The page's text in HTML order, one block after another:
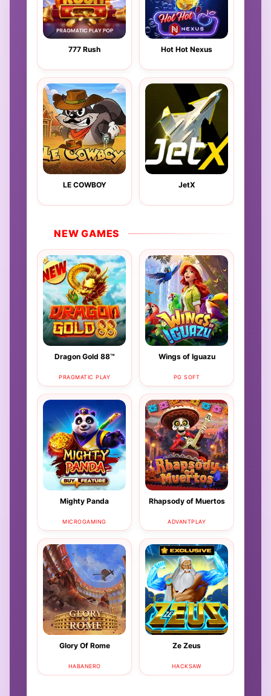
777 Rush Hot Hot Nexus
LE COWBOY JetX
NEW GAMES
Dragon Gold 88™
PRAGMATIC PLAY
Wings of Iguazu
PG SOFT
Mighty Panda
MICROGAMING
Rhapsody of Muertos
ADVANTPLAY
Glory Of Rome
HABANERO
Ze Zeus
HACKSAW